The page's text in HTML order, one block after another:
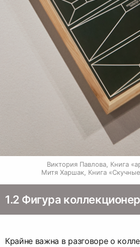
Виктория Павлова, Книга
Митя Харшак, Книга
1.2 Фигура
Крайне важна в разговоре о